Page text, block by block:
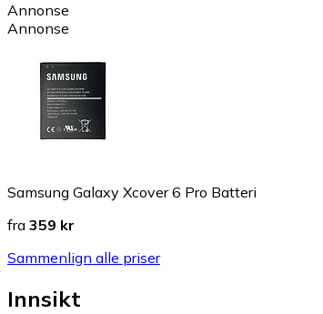
Annonse
Annonse
Samsung Galaxy Xcover 6 Pro Batteri
fra 359 kr
Sammenlign alle priser
Innsikt